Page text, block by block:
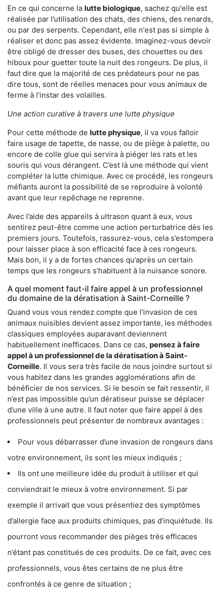
En ce qui concerne la lutte biologique, sachez qu'elle est
réalisée par l’utilisation des chats, des chiens, des renards,
ou par des serpents. Cependant, elle n'est pas si simple à
réaliser et donc pas assez évidente. Imaginez-vous devoir
être obligé de dresser des buses, des chouettes ou des
hiboux pour guetter toute la nuit des rongeurs. De plus, il
faut dire que la majorité de ces prédateurs pour ne pas
dire tous, sont de réelles menaces pour vous animaux de
ferme à l’instar des volailles.
Une action curative à travers une lutte physique
Pour cette méthode de lutte physique, il va vous falloir
faire usage de tapette, de nasse, ou de piège à palette, ou
encore de colle glue qui servira à piéger les rats et les
souris qui vous dérangent. C’est là une méthode qui vient
compléter la lutte chimique. Avec ce procédé, les rongeurs
méfiants auront la possibilité de se reproduire à volonté
avant que leur repêchage ne reprenne.
Avec l’aide des appareils à ultrason quant à eux, vous
sentirez peut-être comme une action perturbatrice dès les
premiers jours. Toutefois, rassurez-vous, cela s’estompera
pour laisser place à son efficacité face à ces rongeurs.
Mais bon, il y a de fortes chances qu’après un certain
temps que les rongeurs s’habituent à la nuisance sonore.
A quel moment faut-il faire appel à un professionnel
du domaine de la dératisation à Saint-Corneille ?
Quand vous vous rendez compte que l’invasion de ces
animaux nuisibles devient assez importante, les méthodes
classiques employées auparavant deviennent
habituellement inefficaces. Dans ce cas, pensez à faire
appel à un professionnel de la dératisation à Saint-
Corneille. Il vous sera très facile de nous joindre surtout si
vous habitez dans les grandes agglomérations afin de
bénéficier de nos services. Si le besoin se fait ressentir, il
n’est pas impossible qu’un dératiseur puisse se déplacer
d’une ville à une autre. Il faut noter que faire appel à des
professionnels peut présenter de nombreux avantages :
Pour vous débarrasser d’une invasion de rongeurs dans
votre environnement, ils sont les mieux indiqués ;
Ils ont une meilleure idée du produit à utiliser et qui
conviendrait le mieux à votre environnement. Si par
exemple il arrivait que vous présentiez des symptômes
d’allergie face aux produits chimiques, pas d’inquiétude. Ils
pourront vous recommander des pièges très efficaces
n’étant pas constitués de ces produits. De ce fait, avec ces
professionnels, vous êtes certains de ne plus être
confrontés à ce genre de situation ;